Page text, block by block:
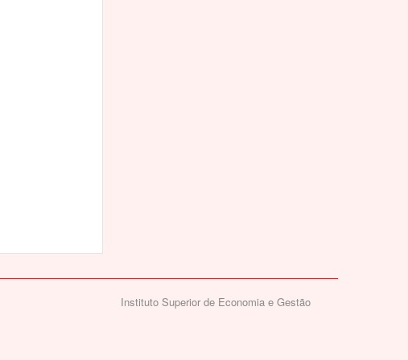
Instituto Superior de Economia e Gestão